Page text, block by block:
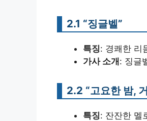
2.1 “징글벨”
특징: 경쾌한 리
가사 소개 : 징글
2.2 “고요한 밤,
특징: 잔잔한 멜